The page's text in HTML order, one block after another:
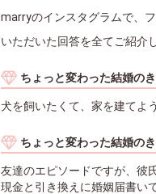
marryのインスタグラムで、
いただいた回答を全てご紹介
ちょっと変わった結婚の
犬を飼いたくて、家を建てよ
ちょっと変わった結婚の
友達のエピソードですが、彼
現金と引き換えに婚姻届書い